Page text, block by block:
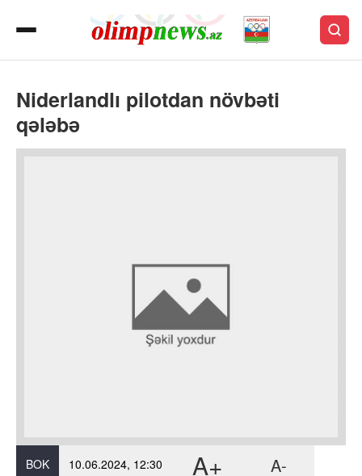
Niderlandlı pilotdan növbəti
qələbə
BOK 10.06.2024, 12:30 A+ A-